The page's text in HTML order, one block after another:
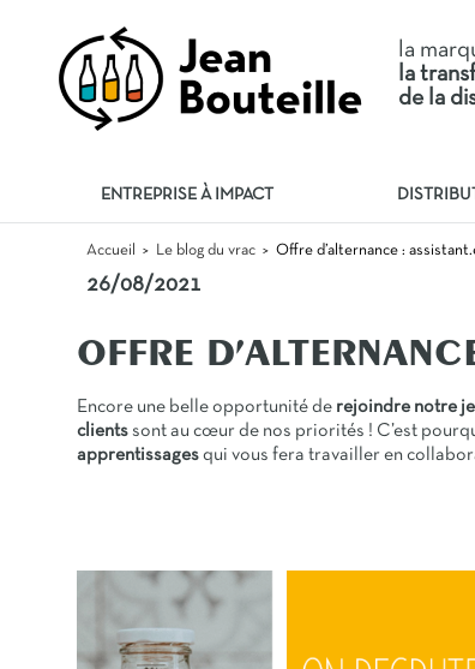
ENTREPRISE À IMPACT
la
la
de la
Accueil > Le blog du vrac > Offre d’alternance :
26/08/2021
OFFRE
Encore une belle opportunité de rejoindre notre
clients sont au cœur de nos priorités ! C’est
apprentissages qui vous fera travailler en